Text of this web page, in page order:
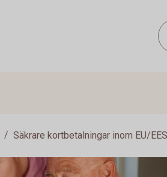
Säkrare kortbetalningar inom EU/EES